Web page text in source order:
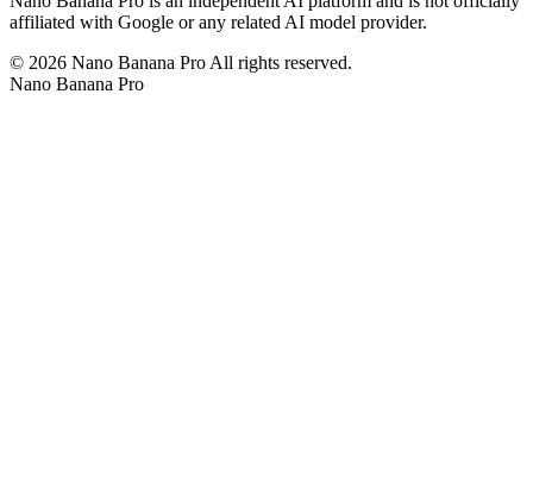
affiliated with Google or any related AI model provider.
© 2026 Nano Banana Pro All rights reserved.
Nano Banana Pro